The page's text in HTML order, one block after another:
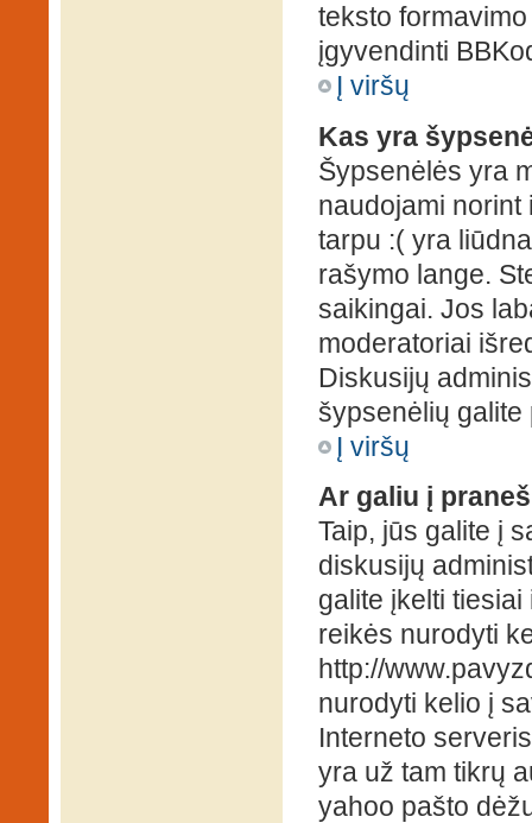
teksto
įgyvendinti
Į viršų
Kas yra
Šypsenėlės yra
naudojami norint
tarpu :( yra
rašymo lange.
saikingai. Jos
moderatoriai
Diskusijų
šypsenėlių galite
Į viršų
Ar galiu į
Taip, jūs galite į
diskusijų
galite įkelti
reikės nurodyti
http://
nurodyti kelio į
Interneto
yra už tam tikrų
yahoo pašto